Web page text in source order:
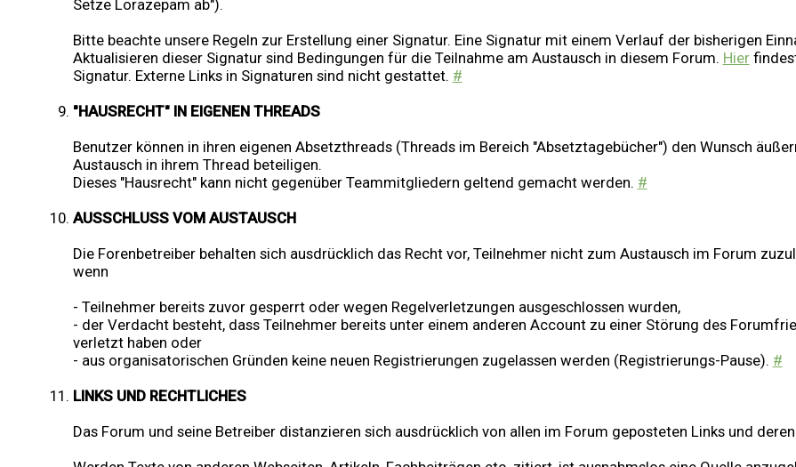
Setze Lorazepam ab").
Bitte beachte unsere Regeln zur Erstellung einer Signatur. Eine Signatur mit einem Verlauf der bisherigen
Aktualisieren dieser Signatur sind Bedingungen für die Teilnahme am Austausch in diesem Forum. Hier
Signatur. Externe Links in Signaturen sind nicht gestattet. #
"HAUSRECHT" IN EIGENEN THREADS
Benutzer können in ihren eigenen Absetzthreads (Threads im Bereich "Absetztagebücher") den Wunsch
Austausch in ihrem Thread beteiligen.
Dieses "Hausrecht" kann nicht gegenüber Teammitgliedern geltend gemacht werden. #
AUSSCHLUSS VOM AUSTAUSCH
Die Forenbetreiber behalten sich ausdrücklich das Recht vor, Teilnehmer nicht zum Austausch im Forum
wenn
- Teilnehmer bereits zuvor gesperrt oder wegen Regelverletzungen ausgeschlossen wurden,
- der Verdacht besteht, dass Teilnehmer bereits unter einem anderen Account zu einer Störung des
verletzt haben oder
- aus organisatorischen Gründen keine neuen Registrierungen zugelassen werden (Registrierungs-Pause). #
LINKS UND RECHTLICHES
Das Forum und seine Betreiber distanzieren sich ausdrücklich von allen im Forum geposteten Links und